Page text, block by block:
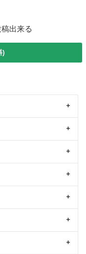
出来る
)